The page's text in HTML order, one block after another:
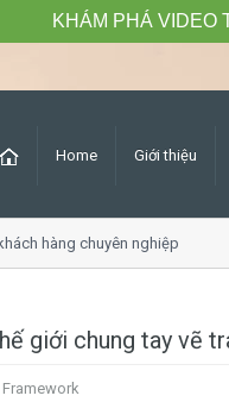
Home Giới thiệu
hàng chuyên nghiệp
giới chung tay vẽ
Framework
KHÁM PHÁ VIDEO